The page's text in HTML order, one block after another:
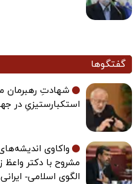
گفتگوها
شهادتِ رهبرمان
استکبارستیزیِ در
واکاوی
مشروح با دکتر واعظ
الگوی اسلامی-